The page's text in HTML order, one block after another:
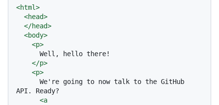
<html>
<head>
</head>
<body>
<p>
</p>
<p>
API. Ready?
<a